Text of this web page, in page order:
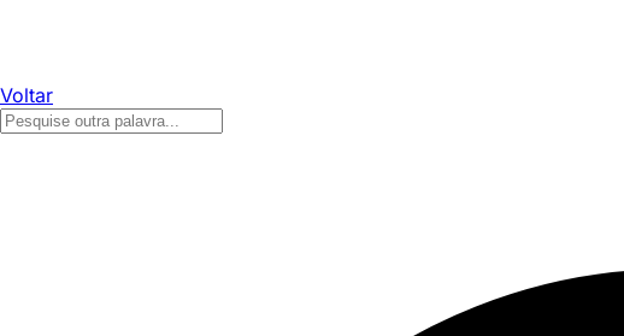
Voltar